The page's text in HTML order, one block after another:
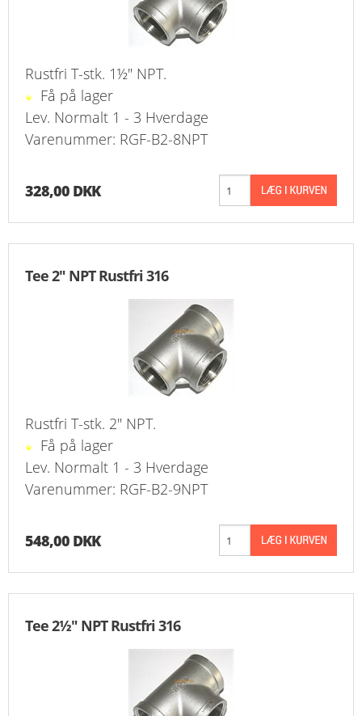
Rustfri T-stk. 1½" NPT.
Få på lager
Lev. Normalt 1 - 3 Hverdage
Varenummer: RGF-B2-8NPT
328,00 DKK
Tee 2" NPT Rustfri 316
Rustfri T-stk. 2" NPT.
Få på lager
Lev. Normalt 1 - 3 Hverdage
Varenummer: RGF-B2-9NPT
548,00 DKK
Tee 2½" NPT Rustfri 316